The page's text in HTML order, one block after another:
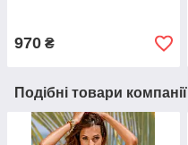
970 ₴
Подібні товари компанії